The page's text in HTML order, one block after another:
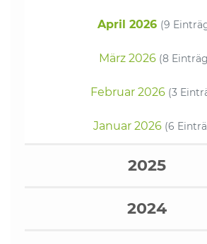
April 2026 (9
März 2026 (8
Februar 2026 (3
Januar 2026 (6
2025
2024